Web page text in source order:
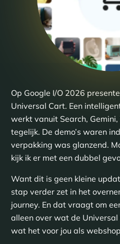
Op Google I/O 2026
Universal Cart. Een
werkt vanuit Search, Gemini,
tegelijk. De demo’s waren
verpakking was glanzend.
kijk ik er met een dubbel
Want dit is geen kleine
stap verder zet in het
journey. En dat vraagt om
alleen over wat de
wat het voor jou als